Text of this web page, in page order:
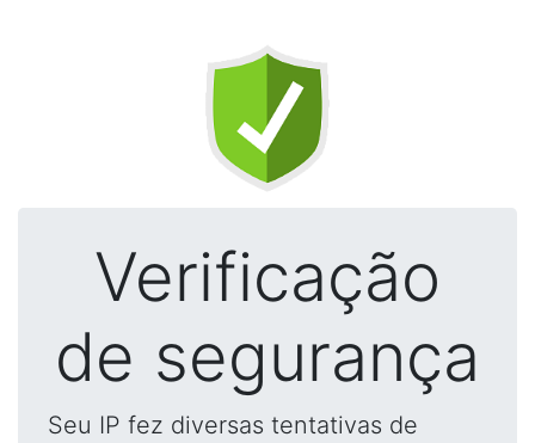
Verificação
de segurança
Seu IP fez diversas tentativas de